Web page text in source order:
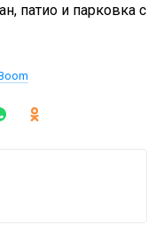
патио и парковка с